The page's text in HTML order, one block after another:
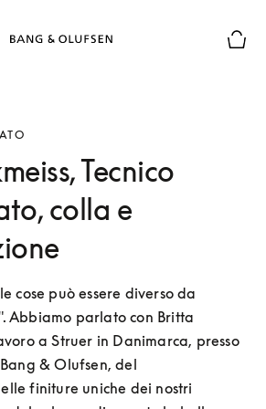
Tecnico
colla e
cose può essere diverso da
Abbiamo parlato con Britta
a Struer in Danimarca, presso
& Olufsen, del
finiture uniche dei nostri